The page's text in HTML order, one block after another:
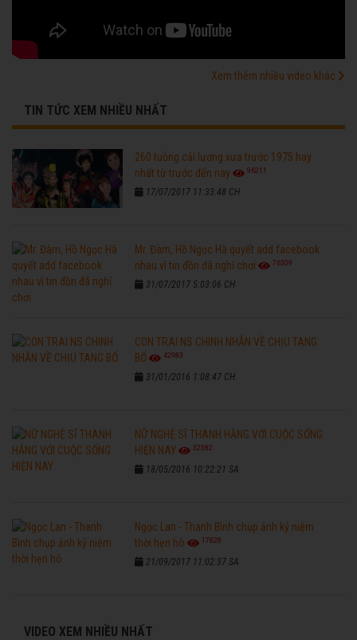
Xem thêm nhiều video khác
TIN TỨC XEM NHIỀU NHẤT
260 tuồng cải lương xưa trước 1975 hay
nhất từ trước đến nay
96211
17/07/2017 11:33:48 CH
Mr. Đàm, Hồ Ngọc Hà quyết add facebook
nhau vì tin đồn đã nghỉ chơi
76309
31/07/2017 5:03:06 CH
CON TRAI NS CHINH NHẪN VỀ CHỊU TANG
BỐ
42983
31/01/2016 1:08:47 CH
NỮ NGHỆ SĨ THANH HẰNG VỚI CUỘC SỐNG
HIỆN NAY
32582
18/05/2016 10:22:21 SA
Ngọc Lan - Thanh Bình chụp ảnh kỷ niệm
thời hẹn hò
17828
21/09/2017 11:02:37 SA
VIDEO XEM NHIỀU NHẤT